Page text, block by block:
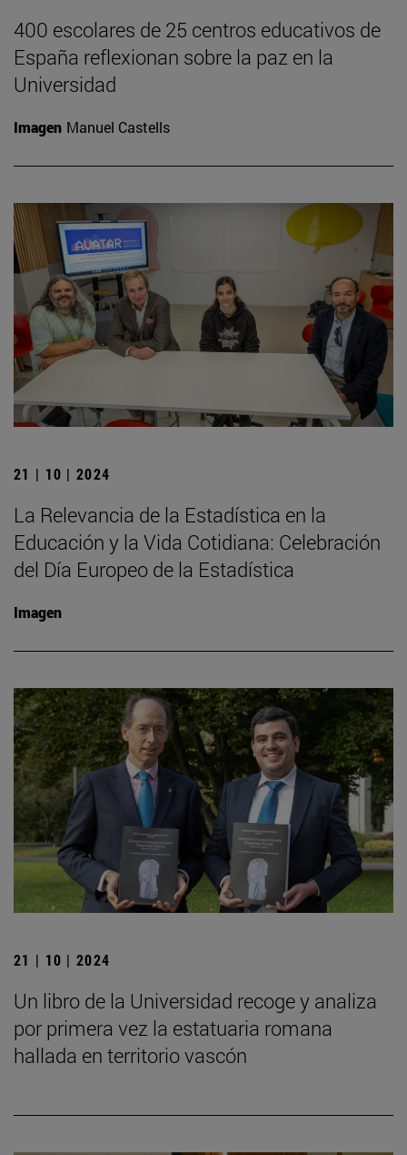
400 escolares de 25 centros educativos de
España reflexionan sobre la paz en la
Universidad
Imagen Manuel Castells
21 | 10 | 2024
La Relevancia de la Estadística en la
Educación y la Vida Cotidiana: Celebración
del Día Europeo de la Estadística
Imagen
21 | 10 | 2024
Un libro de la Universidad recoge y analiza
por primera vez la estatuaria romana
hallada en territorio vascón